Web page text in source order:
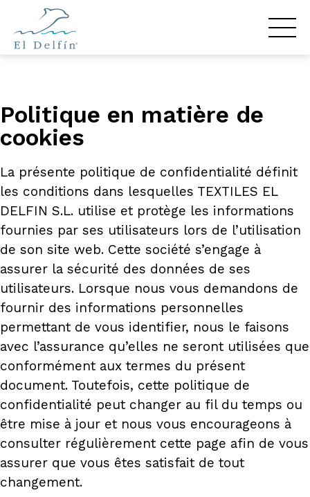
Politique en matière de
cookies
La présente politique de confidentialité définit
les conditions dans lesquelles TEXTILES EL
DELFIN S.L. utilise et protège les informations
fournies par ses utilisateurs lors de l’utilisation
de son site web. Cette société s’engage à
assurer la sécurité des données de ses
utilisateurs. Lorsque nous vous demandons de
fournir des informations personnelles
permettant de vous identifier, nous le faisons
avec l’assurance qu’elles ne seront utilisées que
conformément aux termes du présent
document. Toutefois, cette politique de
confidentialité peut changer au fil du temps ou
être mise à jour et nous vous encourageons à
consulter régulièrement cette page afin de vous
assurer que vous êtes satisfait de tout
changement.